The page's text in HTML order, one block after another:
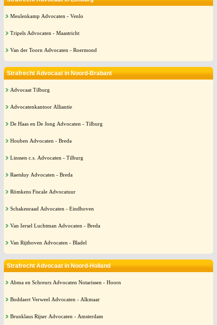
Meulenkamp Advocaten - Venlo
Tripels Advocaten - Maastricht
Van der Toorn Advocaten - Roermond
Strafrecht Advocaat in Noord-Brabant
Advocaat Tilburg
Advocatenkantoor Alliantie
De Haas en De Jong Advocaten - Tilburg
Houben Advocaten - Breda
Linssen c.s. Advocaten - Tilburg
Raetsluy Advocaten - Breda
Römkens Fiscale Advocatuur
Schakenraad Advocaten - Eindhoven
Van Iersel Luchtman Advocaten - Breda
Van Rijthoven Advocaten - Bladel
Strafrecht Advocaat in Noord-Holland
Abma en Schreurs Advocaten Notarissen - Hoorn
Boddaert Verweel Advocaten - Alkmaar
Brunklaus Rijser Advocaten - Amsterdam